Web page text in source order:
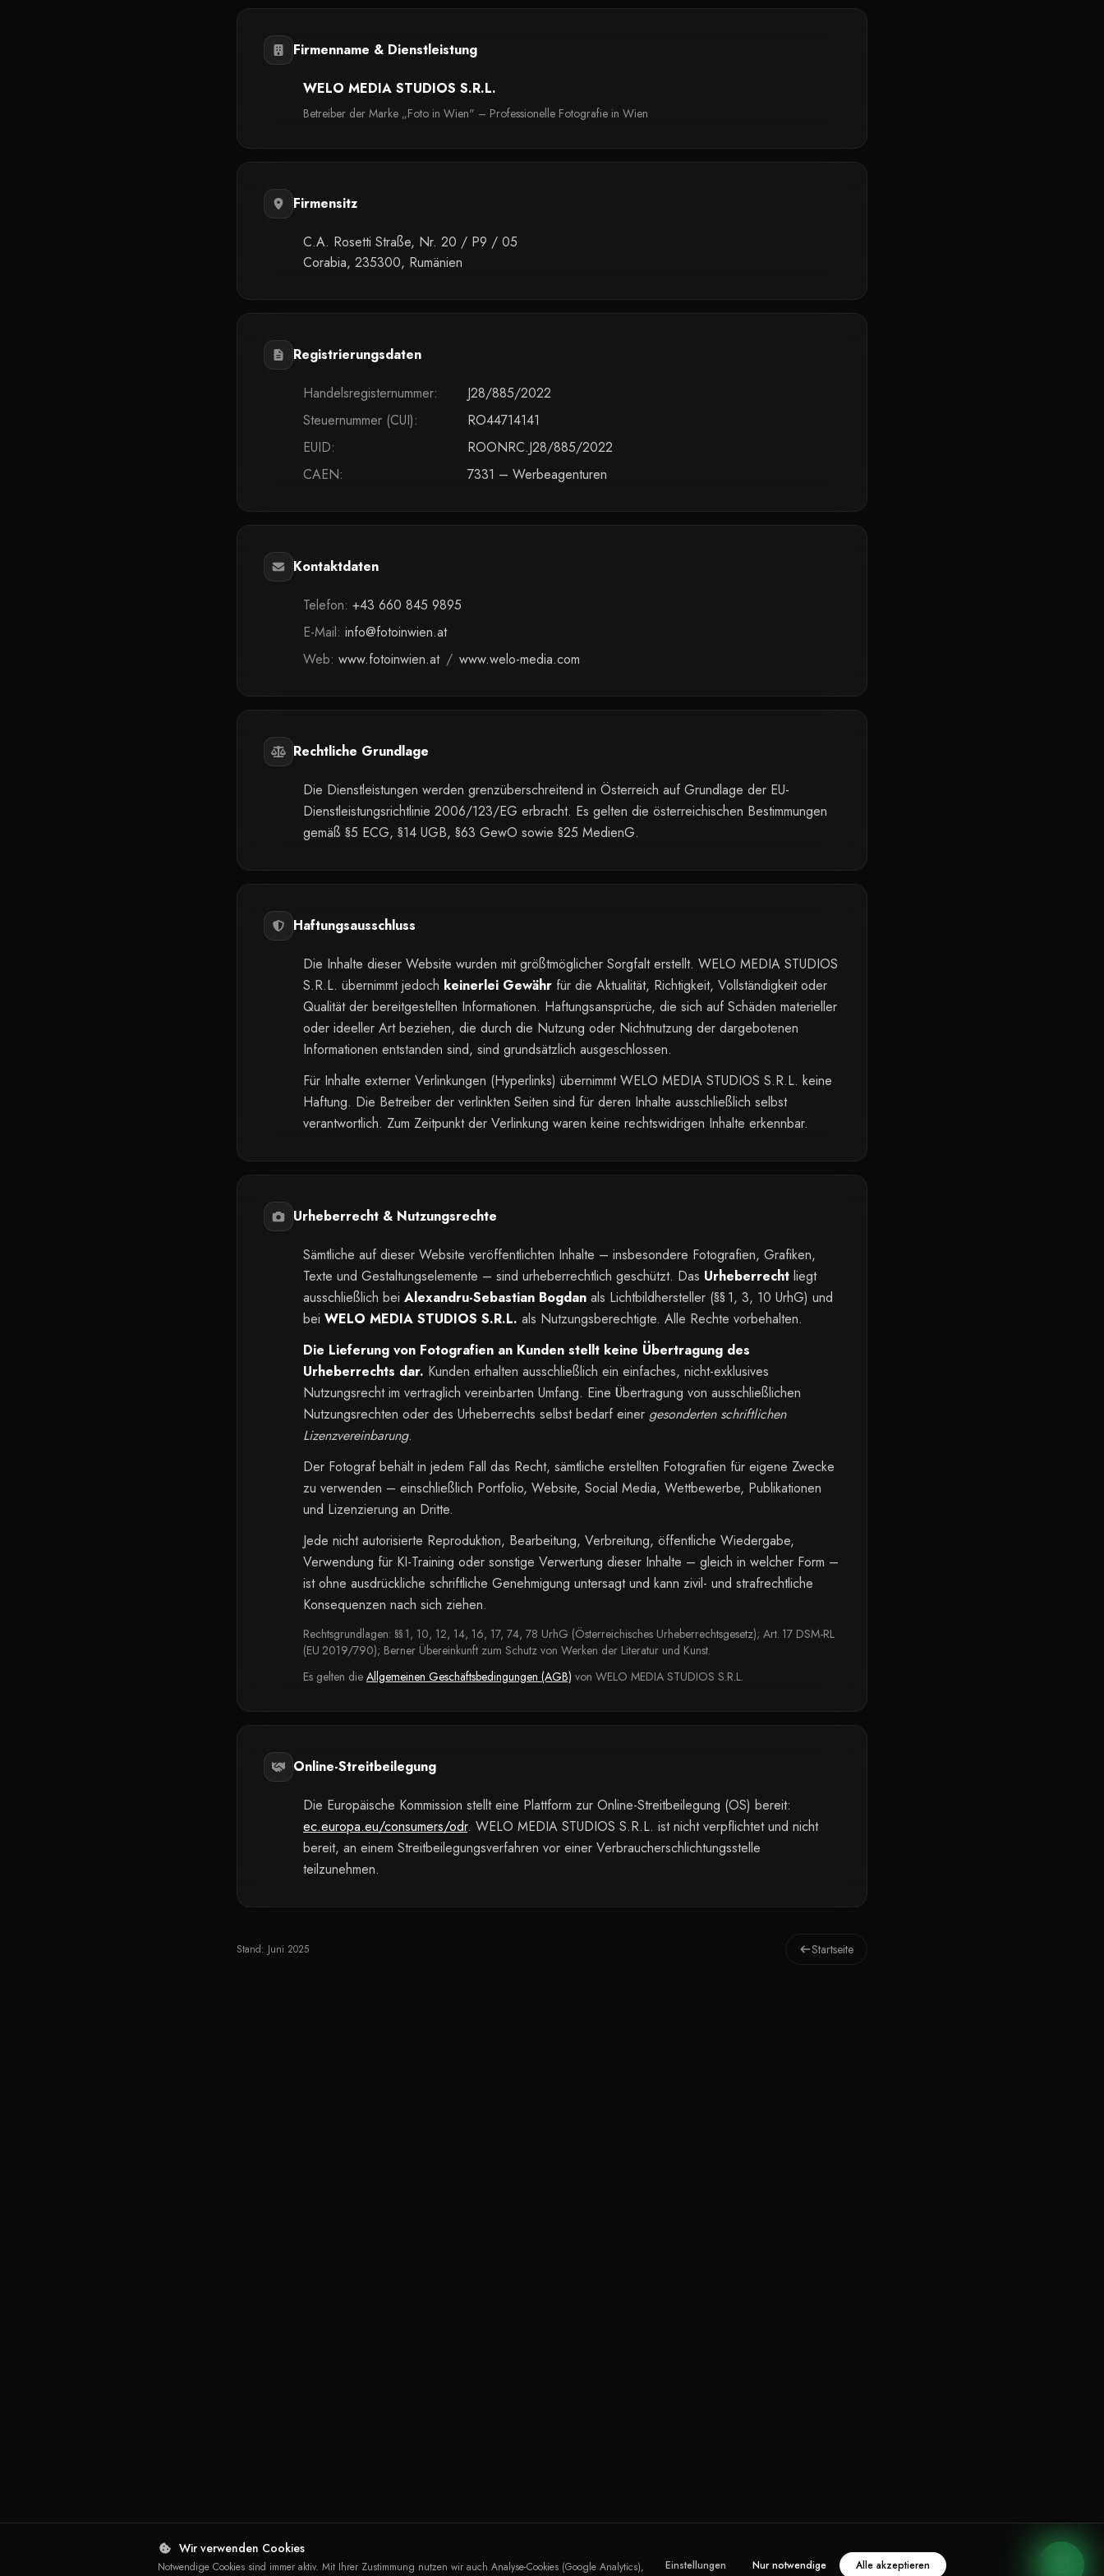
Firmenname & Dienstleistung
WELO MEDIA STUDIOS S.R.L.
Betreiber der Marke „Foto in Wien" – Professionelle Fotografie in Wien
Firmensitz
C.A. Rosetti Straße, Nr. 20 / P9 / 05
Corabia, 235300, Rumänien
Registrierungsdaten
Handelsregisternummer:
J28/885/2022
Steuernummer (CUI):
RO44714141
EUID:
ROONRC.J28/885/2022
CAEN: 7331 – Werbeagenturen
Kontaktdaten
Telefon: +43 660 845 9895
E-Mail: info@fotoinwien.at
Web: www.fotoinwien.at / www.welo-media.com
Rechtliche Grundlage
Die Dienstleistungen werden grenzüberschreitend in Österreich auf Grundlage der EU-
Dienstleistungsrichtlinie 2006/123/EG erbracht. Es gelten die österreichischen Bestimmungen
gemäß §5 ECG, §14 UGB, §63 GewO sowie §25 MedienG.
Haftungsausschluss
Die Inhalte dieser Website wurden mit größtmöglicher Sorgfalt erstellt. WELO MEDIA STUDIOS
S.R.L. übernimmt jedoch keinerlei Gewähr für die Aktualität, Richtigkeit, Vollständigkeit oder
Qualität der bereitgestellten Informationen. Haftungsansprüche, die sich auf Schäden materieller
oder ideeller Art beziehen, die durch die Nutzung oder Nichtnutzung der dargebotenen
Informationen entstanden sind, sind grundsätzlich ausgeschlossen.
Für Inhalte externer Verlinkungen (Hyperlinks) übernimmt WELO MEDIA STUDIOS S.R.L. keine
Haftung. Die Betreiber der verlinkten Seiten sind für deren Inhalte ausschließlich selbst
verantwortlich. Zum Zeitpunkt der Verlinkung waren keine rechtswidrigen Inhalte erkennbar.
Urheberrecht & Nutzungsrechte
Sämtliche auf dieser Website veröffentlichten Inhalte – insbesondere Fotografien, Grafiken,
Texte und Gestaltungselemente – sind urheberrechtlich geschützt. Das Urheberrecht liegt
ausschließlich bei Alexandru-Sebastian Bogdan als Lichtbildhersteller (§§ 1, 3, 10 UrhG) und
bei WELO MEDIA STUDIOS S.R.L. als Nutzungsberechtigte. Alle Rechte vorbehalten.
Die Lieferung von Fotografien an Kunden stellt keine Übertragung des
Urheberrechts dar. Kunden erhalten ausschließlich ein einfaches, nicht-exklusives
Nutzungsrecht im vertraglich vereinbarten Umfang. Eine Übertragung von ausschließlichen
Nutzungsrechten oder des Urheberrechts selbst bedarf einer gesonderten schriftlichen
Lizenzvereinbarung.
Der Fotograf behält in jedem Fall das Recht, sämtliche erstellten Fotografien für eigene Zwecke
zu verwenden – einschließlich Portfolio, Website, Social Media, Wettbewerbe, Publikationen
und Lizenzierung an Dritte.
Jede nicht autorisierte Reproduktion, Bearbeitung, Verbreitung, öffentliche Wiedergabe,
Verwendung für KI-Training oder sonstige Verwertung dieser Inhalte – gleich in welcher Form –
ist ohne ausdrückliche schriftliche Genehmigung untersagt und kann zivil- und strafrechtliche
Konsequenzen nach sich ziehen.
Rechtsgrundlagen: §§ 1, 10, 12, 14, 16, 17, 74, 78 UrhG (Österreichisches Urheberrechtsgesetz); Art. 17 DSM-RL
(EU 2019/790); Berner Übereinkunft zum Schutz von Werken der Literatur und Kunst.
Es gelten die Allgemeinen Geschäftsbedingungen (AGB) von WELO MEDIA STUDIOS S.R.L.
Online-Streitbeilegung
Die Europäische Kommission stellt eine Plattform zur Online-Streitbeilegung (OS) bereit:
ec.europa.eu/consumers/odr. WELO MEDIA STUDIOS S.R.L. ist nicht verpflichtet und nicht
bereit, an einem Streitbeilegungsverfahren vor einer Verbraucherschlichtungsstelle
teilzunehmen.
Stand: Juni 2025 Startseite
Wir verwenden Cookies
Notwendige Cookies sind immer aktiv. Mit Ihrer Zustimmung nutzen wir auch Analyse-Cookies (Google Analytics),
Einstellungen Nur notwendige Alle akzeptieren